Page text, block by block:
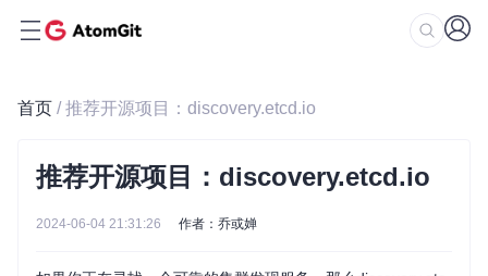
首页 / 推荐开源项目：discovery.etcd.io
推荐开源项目：discovery.etcd.io
2024-06-04 21:31:26 作者：乔或婵